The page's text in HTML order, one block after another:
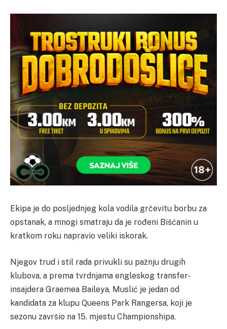
Ekipa je do posljednjeg kola vodila grčevitu borbu za
opstanak, a mnogi smatraju da je rođeni Bišćanin u
kratkom roku napravio veliki iskorak.
Njegov trud i stil rada privukli su pažnju drugih
klubova, a prema tvrdnjama engleskog transfer-
insajdera Graemea Baileya, Muslić je jedan od
kandidata za klupu Queens Park Rangersa, koji je
sezonu završio na 15. mjestu Championshipa.